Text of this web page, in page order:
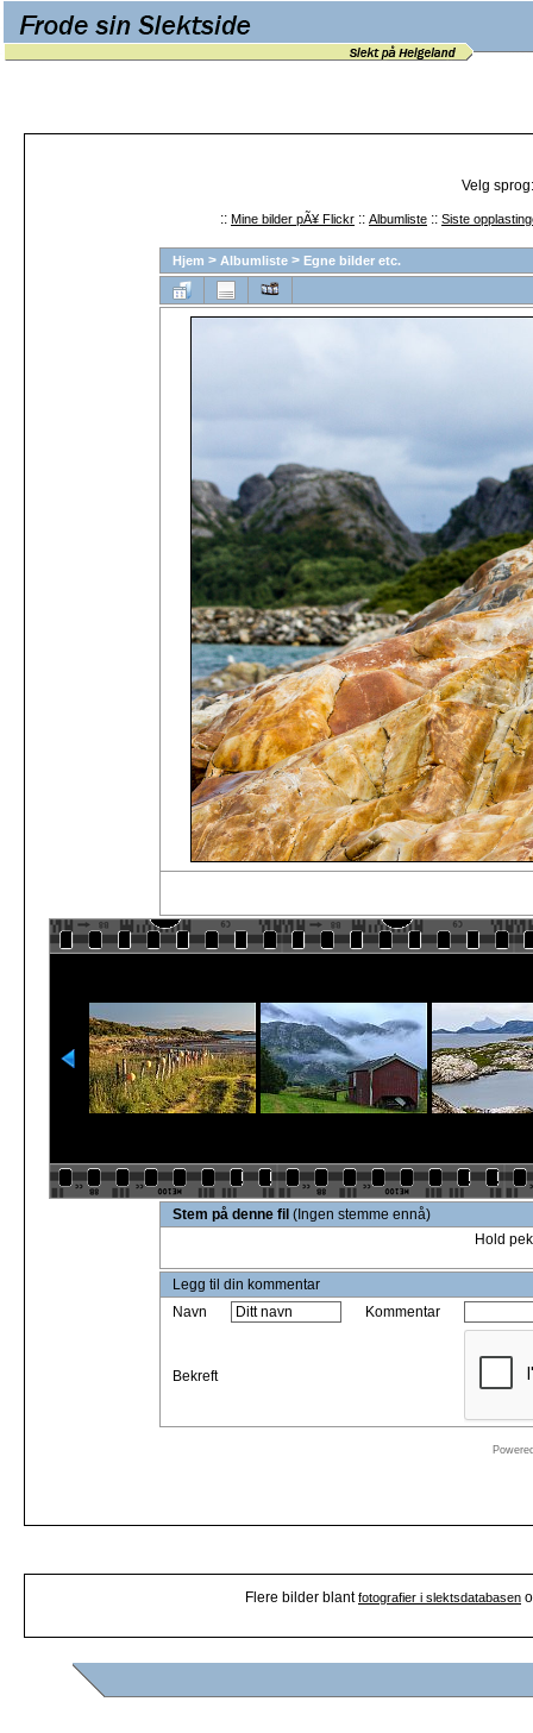
Velg
:: Mine bilder pÃ¥ Flickr :: Albumliste :: Siste
Hjem > Albumliste > Egne bilder etc.
Stem på denne fil (Ingen stemme ennå)
Hold
Legg til din kommentar
Navn
Kommentar
Bekreft
Flere bilder blantfotografier i slektsdatabasen